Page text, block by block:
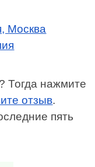
Москва
Тогда нажмите
отзыв.
пять